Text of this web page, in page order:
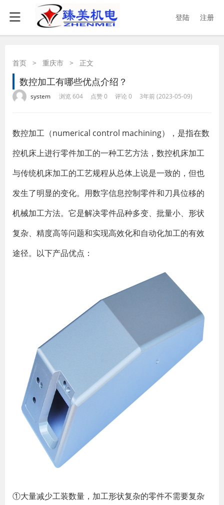
登陆 注册
首页 > 重庆市 > 正文
数控加工有哪些优点介绍？
system 浏览 604 点赞 0 评论 0 3年前 (2023-05-09)
数控加工（numerical control machining），是指在数
控机床上进行零件加工的一种工艺方法，数控机床加工
与传统机床加工的工艺规程从总体上说是一致的，但也
发生了明显的变化。用数字信息控制零件和刀具位移的
机械加工方法。它是解决零件品种多变、批量小、形状
复杂、精度高等问题和实现高效化和自动化加工的有效
途径。以下产品优点：
①大量减少工装数量，加工形状复杂的零件不需要复杂